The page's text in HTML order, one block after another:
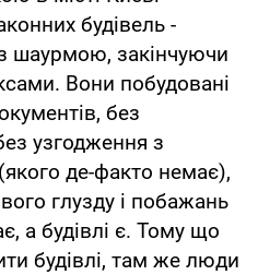
будівель -
шаурмою, закінчуючи
Вони побудовані
без
узгодження з
де-факто немає),
глузду і побажань
а будівлі є. Тому що
будівлі, там же люди